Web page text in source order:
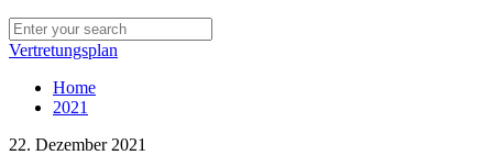
Vertretungsplan
Home
2021
22. Dezember 2021